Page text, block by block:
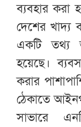
ব্যবহার করা
দেশের খাদ্য
একটি তথ্য
হয়েছে।
করার
ঠেকাতে
সাভারে